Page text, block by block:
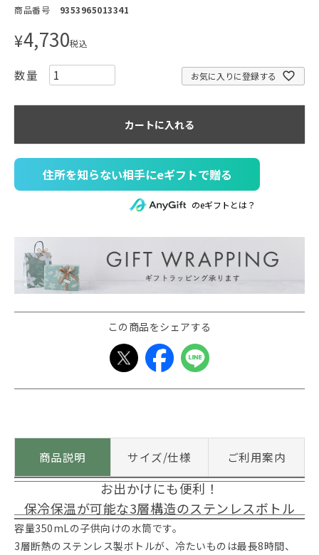
商品番号 9353965013341
¥4,730税込
お気に入りに登録する
カートに入れる
住所を知らない相手にeギフトで贈る
のeギフトとは？
この商品をシェアする
商品説明 サイズ/仕様 ご利用案内
お出かけにも便利！
保冷保温が可能な3層構造のステンレスボトル
容量350mLの子供向けの水筒です。
3層断熱のステンレス製ボトルが、冷たいものは最長8時間、